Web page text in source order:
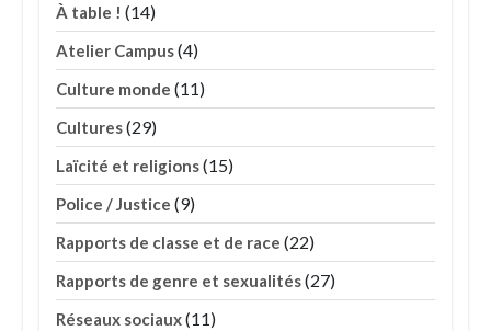
À table ! (14)
Atelier Campus(4)
Culture monde (11)
Cultures(29)
Laïcité et religions(15)
Police / Justice (9)
Rapports de classe et de race (22)
Rapports de genre et sexualités(27)
Réseaux sociaux(11)